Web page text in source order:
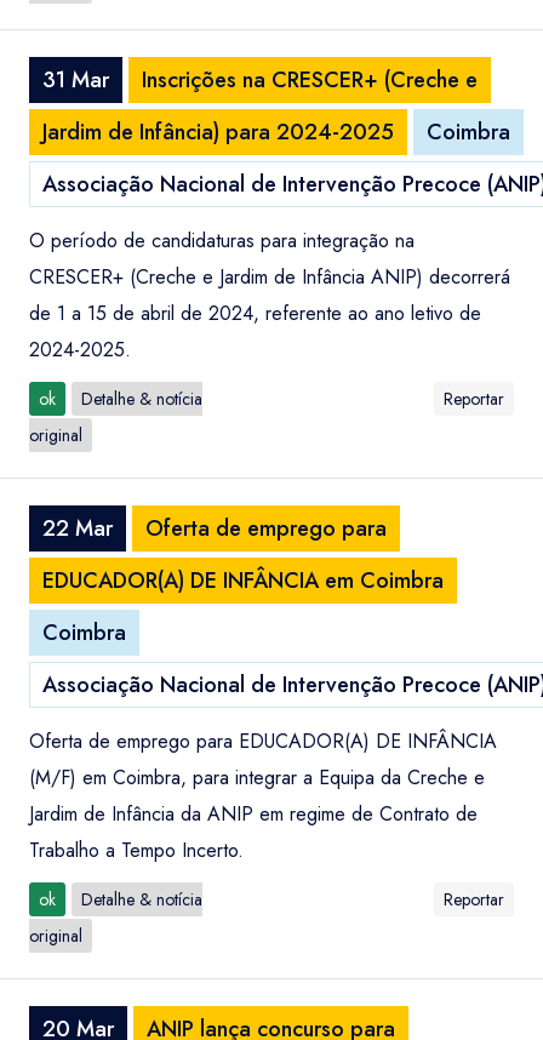
31 Mar
Inscrições na CRESCER+ (Creche e
Jardim de Infância) para 2024-2025
Coimbra
Associação Nacional de Intervenção Precoce
O período de candidaturas para integração na
CRESCER+ (Creche e Jardim de Infância ANIP) decorrerá
de 1 a 15 de abril de 2024, referente ao ano letivo de
2024-2025.
ok
Detalhe & notícia
original
Reportar
22 Mar
Oferta de emprego para
EDUCADOR(A) DE INFÂNCIA em Coimbra
Coimbra
Associação Nacional de Intervenção Precoce
Oferta de emprego para EDUCADOR(A) DE INFÂNCIA
(M/F) em Coimbra, para integrar a Equipa da Creche e
Jardim de Infância da ANIP em regime de Contrato de
Trabalho a Tempo Incerto.
ok
Detalhe & notícia
original
Reportar
20 Mar
ANIP lança concurso para